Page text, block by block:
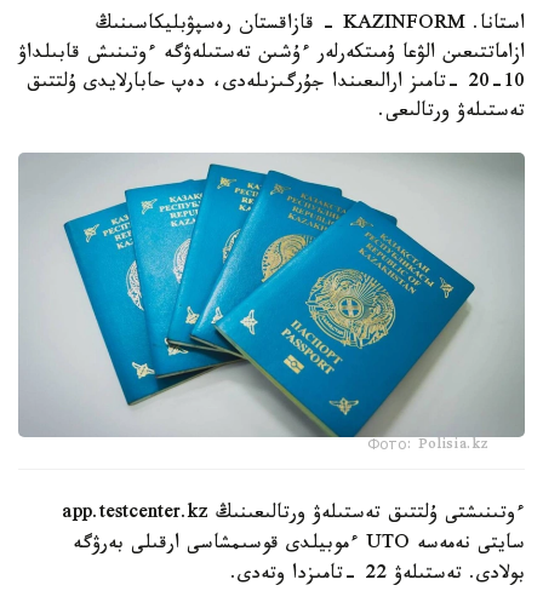
استانا. KAZINFORM - قازاقستان رەسپۋبليكاسىنىڭ
ازاماتتىعىن الۋعا ۇمىتكەرلەر ءۇشىن تەستىلەۋگە ءوتىنىش قابىلداۋ
10-20 -تامىز ارالىعىندا جۇرگىزىلەدى، دەپ حابارلايدى ۇلتتىق
تەستىلەۋ ورتالىعى.
Фото: Polisia.kz
ءوتىنىشتى ۇلتتىق تەستىلەۋ ورتالىعىنىڭ app.testcenter.kz
سايتى نەمەسە UTO ءموبيلدى قوسىمشاسى ارقىلى بەرۋگە
بولادى. تەستىلەۋ 22 -تامىزدا وتەدى.